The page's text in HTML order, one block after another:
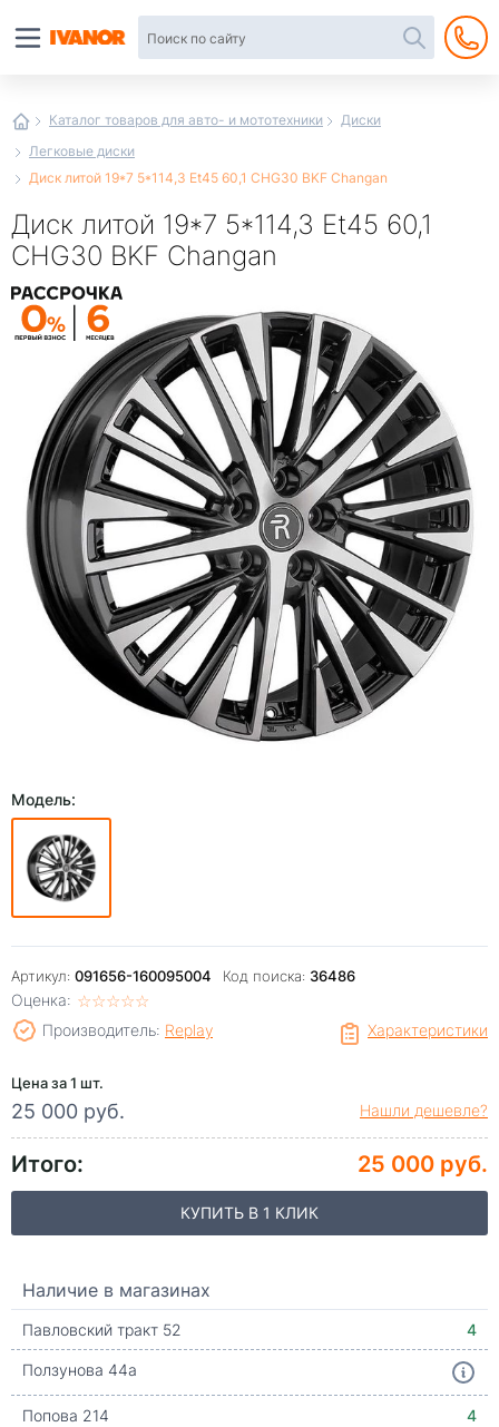
Каталог товаров для авто- и мототехники
Диски
Легковые диски
Диск литой 19*7 5*114,3 Et45 60,1 CHG30 BKF Changan
Диск литой 19*7 5*114,3 Et45 60,1
CHG30 BKF Changan
Модель:
Артикул: 091656-160095004 Код поиска: 36486
Оценка: ☆☆☆☆☆
★★★★★
Характеристики
Производитель: Replay
Цена за 1 шт.
25 000 руб. Нашли дешевле?
Итого: 25 000 руб.
КУПИТЬ В 1 КЛИК
Наличие в магазинах
Павловский тракт 52
4
Ползунова 44а
Попова 214
4
интернет-